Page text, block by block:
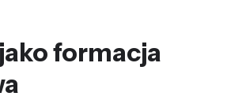
formacja